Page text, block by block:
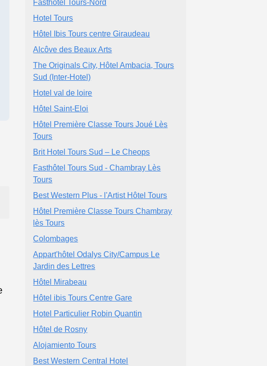
Fasthôtel Tours-Nord
Hotel Tours
Hôtel Ibis Tours centre Giraudeau
Alcôve des Beaux Arts
The Originals City, Hôtel Ambacia, Tours
Sud (Inter-Hotel)
Hotel val de loire
Hôtel Saint-Eloi
Hôtel Première Classe Tours Joué Lès
Tours
Brit Hotel Tours Sud – Le Cheops
Fasthôtel Tours Sud - Chambray Lès
Tours
Best Western Plus - l'Artist Hôtel Tours
Hôtel Première Classe Tours Chambray
lès Tours
Colombages
Appart'hôtel Odalys City/Campus Le
Jardin des Lettres
Hôtel Mirabeau
Hôtel ibis Tours Centre Gare
Hotel Particulier Robin Quantin
Hôtel de Rosny
Alojamiento Tours
Best Western Central Hotel